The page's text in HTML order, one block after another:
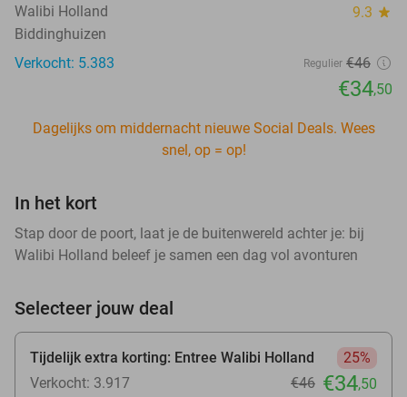
Walibi Holland 9.3 star
Biddinghuizen
Verkocht: 5.383
Regulier €46
€34,50
Dagelijks om middernacht nieuwe Social Deals. Wees
snel, op = op!
In het kort
Stap door de poort, laat je de buitenwereld achter je: bij
Walibi Holland beleef je samen een dag vol avonturen
Selecteer jouw deal
Tijdelijk extra korting: Entree Walibi Holland
25%
Verkocht: 3.917
€46 €34,50